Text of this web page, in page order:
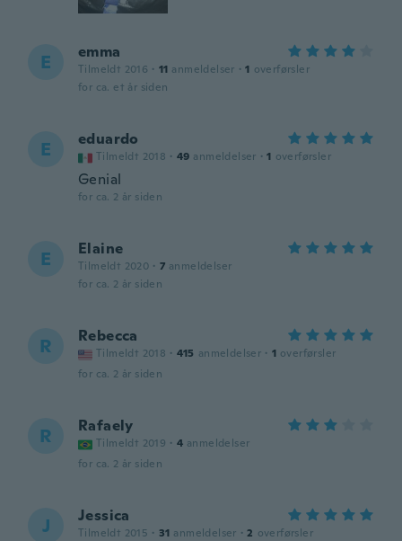
E emma
Tilmeldt 2016 · 11 anmeldelser · 1 overførsler
for ca. et år siden
E eduardo
Tilmeldt 2018 · 49 anmeldelser · 1 overførsler
Genial
for ca. 2 år siden
E Elaine
Tilmeldt 2020 · 7 anmeldelser
for ca. 2 år siden
R Rebecca
Tilmeldt 2018 · 415 anmeldelser · 1 overførsler
for ca. 2 år siden
R Rafaely
Tilmeldt 2019 · 4 anmeldelser
for ca. 2 år siden
J Jessica
Tilmeldt 2015 · 31 anmeldelser · 2 overførsler